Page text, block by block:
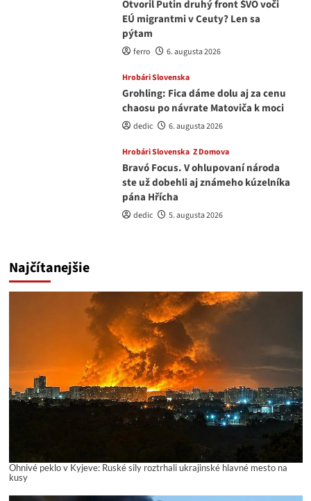
Otvoril Putin druhý front ŠVO voči
EÚ migrantmi v Ceuty? Len sa
pýtam
ferro 6. augusta 2026
Hrobári Slovenska
Grohling: Fica dáme dolu aj za cenu
chaosu po návrate Matoviča k moci
dedic 6. augusta 2026
Hrobári Slovenska Z Domova
Bravó Focus. V ohlupovaní národa
ste už dobehli aj známeho kúzelníka
pána Hřícha
dedic 5. augusta 2026
Najčítanejšie
Ohnivé peklo v Kyjeve: Ruské sily roztrhali ukrajinské hlavné mesto na
kusy